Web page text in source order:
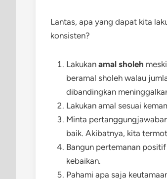
Lantas, apa yang dapat kita
konsisten?
Lakukan amal sholeh
beramal sholeh walau
dibandingkan
Lakukan amal sesuai
Minta
baik. Akibatnya, kita
Bangun pertemanan
kebaikan.
Pahami apa saja